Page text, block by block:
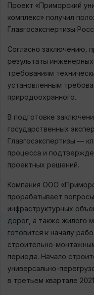
Проект «Приморский
комплекс» получил
Главгосэкспертизы
Согласно заключению,
результаты
требованиям
установленным
природоохранного.
В подготовке
государственных
Главгосэкспертизы —
процесса и
проектных решений.
Компания ООО
прорабатывает
инфраструктурных
дорог, а также жилого
готовится к началу
строительно-
периода. Начало
универсально-
в третьем квартале